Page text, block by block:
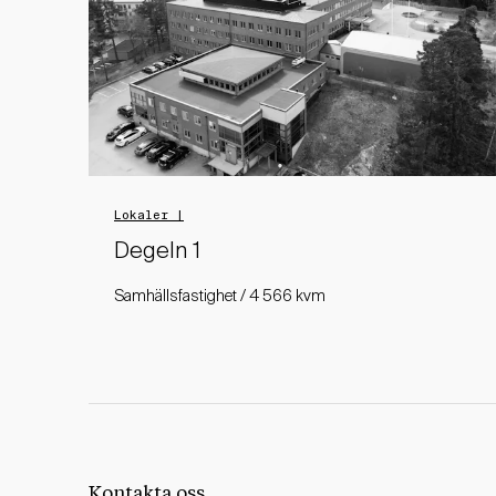
Lokaler |
Degeln 1
Samhällsfastighet / 4 566 kvm